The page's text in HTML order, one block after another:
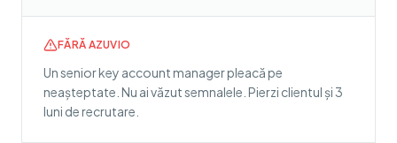
FĂRĂ AZUVIO
Un senior key account manager pleacă pe
neașteptate. Nu ai văzut semnalele. Pierzi clientul și 3
luni de recrutare.